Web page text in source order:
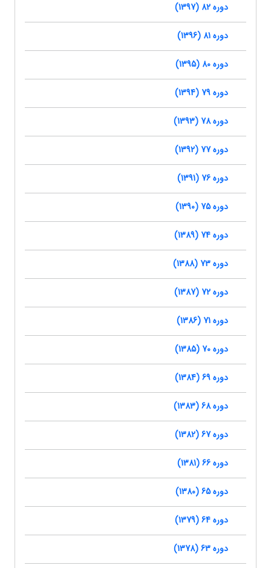
دوره 82 (1397)
دوره 81 (1396)
دوره 80 (1395)
دوره 79 (1394)
دوره 78 (1393)
دوره 77 (1392)
دوره 76 (1391)
دوره 75 (1390)
دوره 74 (1389)
دوره 73 (1388)
دوره 72 (1387)
دوره 71 (1386)
دوره 70 (1385)
دوره 69 (1384)
دوره 68 (1383)
دوره 67 (1382)
دوره 66 (1381)
دوره 65 (1380)
دوره 64 (1379)
دوره 63 (1378)